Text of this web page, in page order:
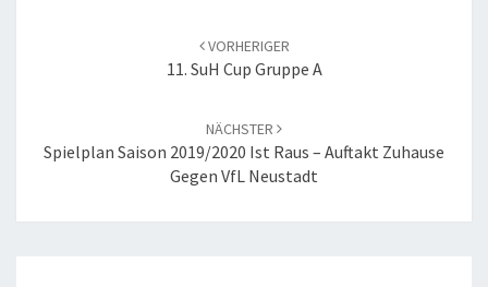
VORHERIGER
11. SuH Cup Gruppe A
NÄCHSTER
Spielplan Saison 2019/2020 Ist Raus – Auftakt Zuhause
Gegen VfL Neustadt